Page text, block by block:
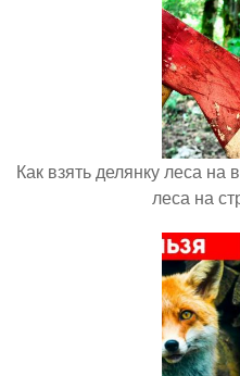
Как взять делянку леса
леса на